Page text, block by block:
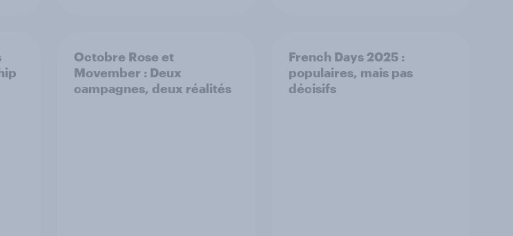
Octobre Rose et
Movember : Deux
campagnes, deux réalités
French Days 2025 :
populaires, mais pas
décisifs